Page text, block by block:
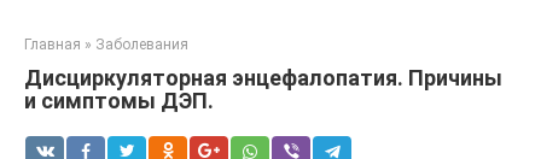
Главная » Заболевания
Дисциркуляторная энцефалопатия. Причины
и симптомы ДЭП.